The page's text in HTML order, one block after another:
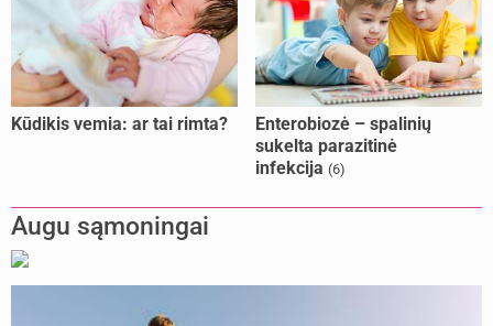
Kūdikis vemia: ar tai rimta?
Enterobiozė – spalinių
sukelta parazitinė
infekcija (6)
Augu sąmoningai